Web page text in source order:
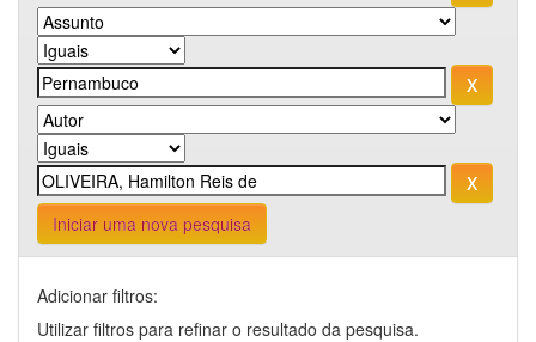
Iniciar uma nova pesquisa
Adicionar filtros:
Utilizar filtros para refinar o resultado da pesquisa.